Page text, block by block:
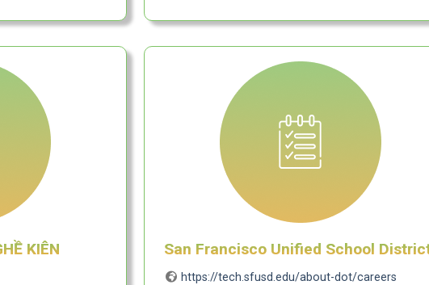
KIÊN
San Francisco Unified School
https://tech.sfusd.edu/about-dot/careers